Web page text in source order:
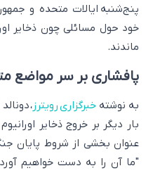
پنج‌شنبه ایالات متحده و
خود حول مسائلی چون ذخایر
ماندند.
پافشاری بر سر مواضع
به نوشتهخبرگزاری رویترز،
بار دیگر بر خروج ذخایر
عنوان بخشی از شروط پایان
"ما آن را به دست خواهیم